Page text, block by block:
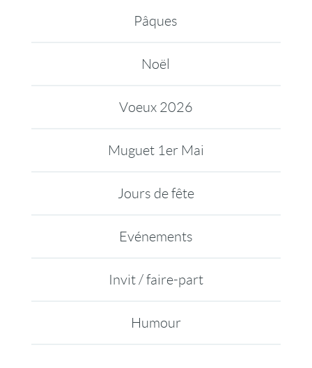
Pâques
Noël
Voeux 2026
Muguet 1er Mai
Jours de fête
Evénements
Invit / faire-part
Humour